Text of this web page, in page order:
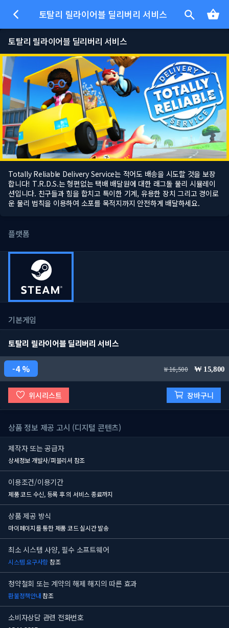
토탈리 릴라이어블 딜리버리 서비스
토탈리 릴라이어블 딜리버리 서비스
Totally Reliable Delivery Service는 적어도 배송을 시도할 것을 보장
합니다! T.R.D.S.는 형편없는 택배 배달원에 대한 래그돌 물리 시뮬레이
션입니다. 친구들과 힘을 합치고 특이한 기계, 유용한 장치 그리고 경이로
운 물리 법칙을 이용하여 소포를 목적지까지 안전하게 배달하세요.
플랫폼
기본게임
토탈리 릴라이어블 딜리버리 서비스
4 % 16,500 15,800
위시리스트 장바구니
상품 정보 제공 고시 (디지털 콘텐츠)
제작자 또는 공급자
상세정보 개발사/퍼블리셔 참조
이용조건/이용기간
제품 코드 수신, 등록 후의 서비스 종료까지
상품 제공 방식
마이페이지를 통한 제품 코드 실시간 발송
최소 시스템 사양, 필수 소프트웨어
시스템 요구사항참조
청약철회 또는 계약의 해제 해지의 따른 효과
환불정책안내참조
소비자상담 관련 전화번호